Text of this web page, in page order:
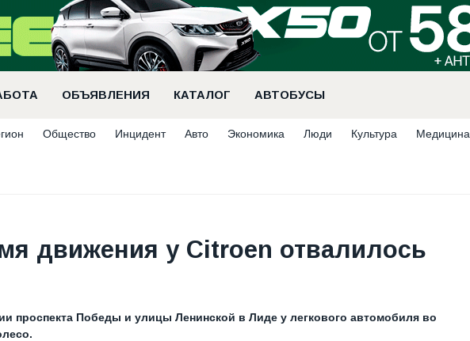
ОБЪЯВЛЕНИЯ КАТАЛОГ АВТОБУСЫ
Общество Инцидент Авто Экономика Люди Культура Медицина
движения у Citroen отвалилось
проспекта Победы и улицы Ленинской в Лиде у легкового автомобиля во